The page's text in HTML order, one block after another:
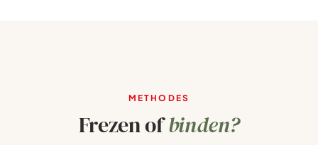
METHODES
Frezen ofbinden?